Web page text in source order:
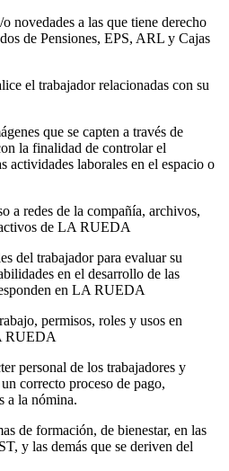
novedades a las que tiene derecho
de Pensiones, EPS, ARL y Cajas
el trabajador relacionadas con su
que se capten a través de
la finalidad de controlar el
actividades laborales en el espacio o
a redes de la compañía, archivos,
de LA RUEDA
del trabajador para evaluar su
en el desarrollo de las
en LA RUEDA
permisos, roles y usos en
RUEDA
personal de los trabajadores y
correcto proceso de pago,
a la nómina.
de formación, de bienestar, en las
y las demás que se deriven del